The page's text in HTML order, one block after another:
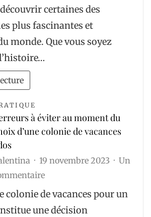
certaines des
plus fascinantes et
monde. Que vous soyez
à éviter au moment du
d’une colonie de vacances
19 novembre 2023
Un
sur
7
erreurs
colonie de vacances pour un
une décision